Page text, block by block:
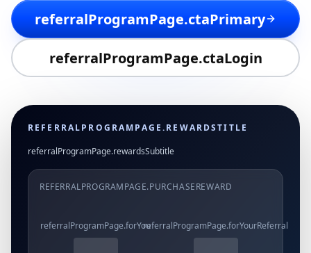
referralProgramPage.ctaPrimary
referralProgramPage.ctaLogin
REFERRALPROGRAMPAGE.REWARDSTITLE
referralProgramPage.rewardsSubtitle
REFERRALPROGRAMPAGE.PURCHASEREWARD
referralProgramPage.forYoureferralProgramPage.forYourReferral